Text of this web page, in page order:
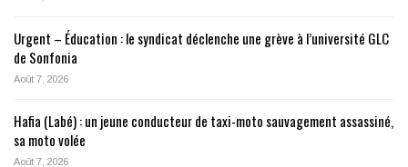
Urgent – Éducation : le syndicat déclenche une grève à l’université GLC
de Sonfonia
Août 7, 2026
Hafia (Labé) : un jeune conducteur de taxi-moto sauvagement assassiné,
sa moto volée
Août 7, 2026